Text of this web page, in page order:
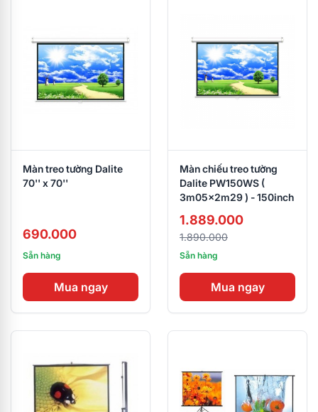
Màn treo tường Dalite
70'' x 70''
690.000
Sẵn hàng
Mua ngay
Màn chiếu treo tường
Dalite PW150WS (
3m05x2m29 ) - 150inch
1.889.000
1.890.000
Sẵn hàng
Mua ngay